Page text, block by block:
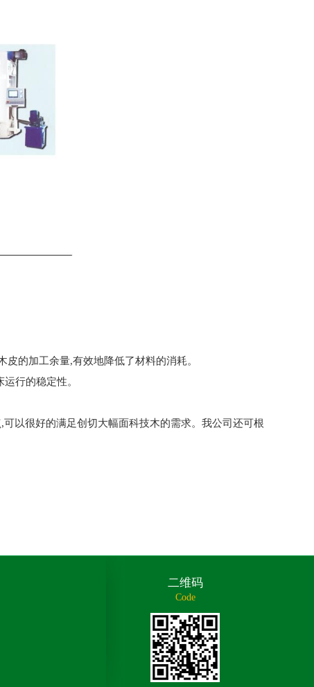
的加工余量,有效地降低了材料的消耗。
行的稳定性。
以很好的满足创切大幅面科技木的需求。我公司还可根
二维码
Code